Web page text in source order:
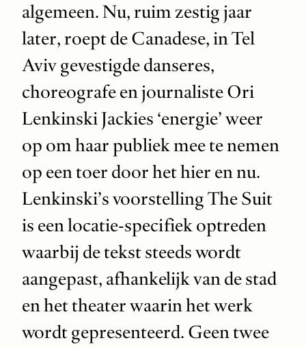
algemeen. Nu, ruim zestig jaar
later, roept de Canadese, in Tel
Aviv gevestigde danseres,
choreografe en journaliste Ori
Lenkinski Jackies ‘energie’ weer
op om haar publiek mee te nemen
op een toer door het hier en nu.
Lenkinski’s voorstelling The Suit
is een locatie-specifiek optreden
waarbij de tekst steeds wordt
aangepast, afhankelijk van de stad
en het theater waarin het werk
wordt gepresenteerd. Geen twee